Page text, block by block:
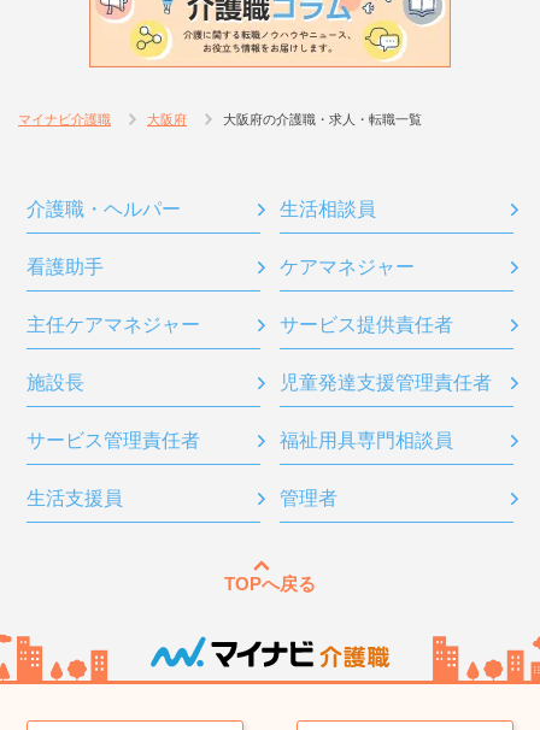
マイナビ介護職 大阪府 大阪府の介護職・求人・転職一覧
介護職・ヘルパー 生活相談員
看護助手 ケアマネジャー
主任ケアマネジャー サービス提供責任者
施設長 児童発達支援管理責任者
サービス管理責任者 福祉用具専門相談員
生活支援員 管理者
TOPへ戻る